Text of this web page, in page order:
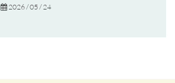
2026 / 05 / 24